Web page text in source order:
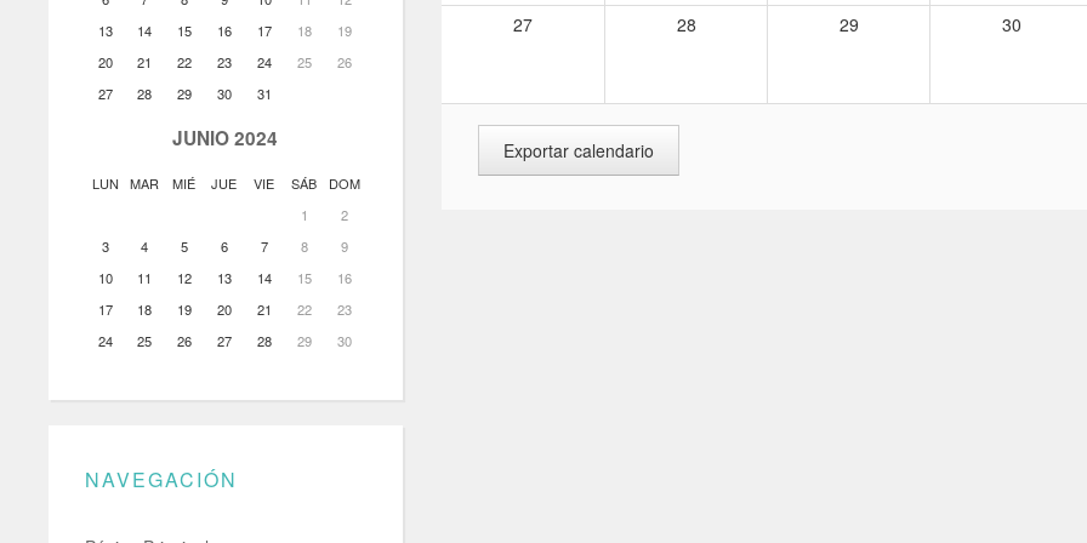
27 28 29 30
13
14 15 16 17 18
19
20
21 22 23 24 25
26
27
28 29 30 31
JUNIO 2024
LUN MAR MIÉ JUE VIE SÁB
DOM
1
2
3
4 5 6 7 8
9
10
11 12 13 14 15
16
17
18 19 20 21 22
23
24
25 26 27 28 29 30
NAVEGACIÓN